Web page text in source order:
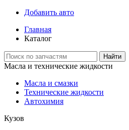
Добавить авто
Главная
Каталог
Найти
Масла и технические жидкости
Масла и смазки
Технические жидкости
Автохимия
Кузов